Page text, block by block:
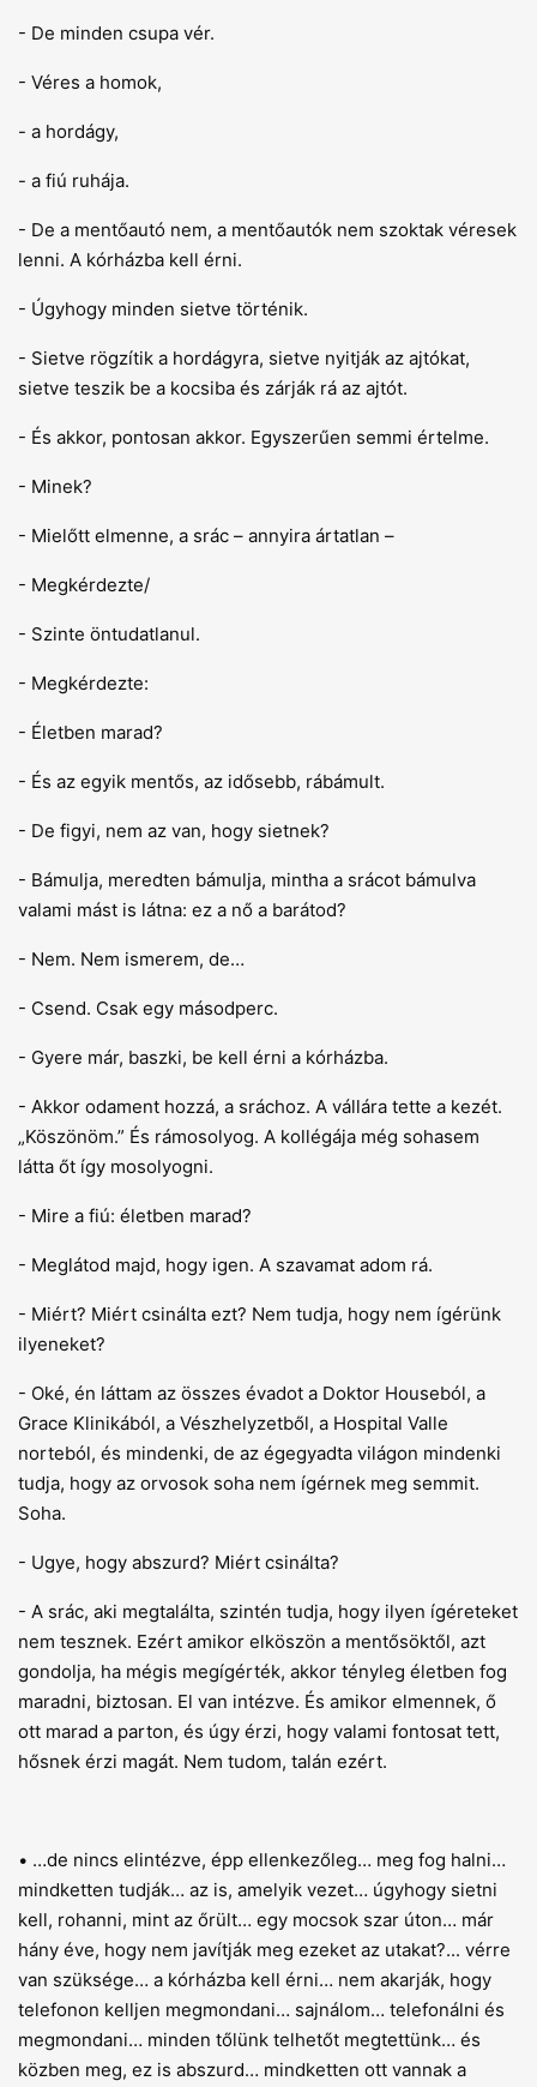
- De minden csupa vér.
- Véres a homok,
- a hordágy,
- a fiú ruhája.
- De a mentőautó nem, a mentőautók nem szoktak véresek
lenni. A kórházba kell érni.
- Úgyhogy minden sietve történik.
- Sietve rögzítik a hordágyra, sietve nyitják az ajtókat,
sietve teszik be a kocsiba és zárják rá az ajtót.
- És akkor, pontosan akkor. Egyszerűen semmi értelme.
- Minek?
- Mielőtt elmenne, a srác – annyira ártatlan –
- Megkérdezte/
- Szinte öntudatlanul.
- Megkérdezte:
- Életben marad?
- És az egyik mentős, az idősebb, rábámult.
- De figyi, nem az van, hogy sietnek?
- Bámulja, meredten bámulja, mintha a srácot bámulva
valami mást is látna: ez a nő a barátod?
- Nem. Nem ismerem, de…
- Csend. Csak egy másodperc.
- Gyere már, baszki, be kell érni a kórházba.
- Akkor odament hozzá, a sráchoz. A vállára tette a kezét.
„Köszönöm.” És rámosolyog. A kollégája még sohasem
látta őt így mosolyogni.
- Mire a fiú: életben marad?
- Meglátod majd, hogy igen. A szavamat adom rá.
- Miért? Miért csinálta ezt? Nem tudja, hogy nem ígérünk
ilyeneket?
- Oké, én láttam az összes évadot a Doktor Houseból, a
Grace Klinikából, a Vészhelyzetből, a Hospital Valle
norteból, és mindenki, de az égegyadta világon mindenki
tudja, hogy az orvosok soha nem ígérnek meg semmit.
Soha.
- Ugye, hogy abszurd? Miért csinálta?
- A srác, aki megtalálta, szintén tudja, hogy ilyen ígéreteket
nem tesznek. Ezért amikor elköszön a mentősöktől, azt
gondolja, ha mégis megígérték, akkor tényleg életben fog
maradni, biztosan. El van intézve. És amikor elmennek, ő
ott marad a parton, és úgy érzi, hogy valami fontosat tett,
hősnek érzi magát. Nem tudom, talán ezért.
• …de nincs elintézve, épp ellenkezőleg… meg fog halni…
mindketten tudják… az is, amelyik vezet… úgyhogy sietni
kell, rohanni, mint az őrült… egy mocsok szar úton… már
hány éve, hogy nem javítják meg ezeket az utakat?... vérre
van szüksége… a kórházba kell érni… nem akarják, hogy
telefonon kelljen megmondani… sajnálom… telefonálni és
megmondani… minden tőlünk telhetőt megtettünk… és
közben meg, ez is abszurd… mindketten ott vannak a